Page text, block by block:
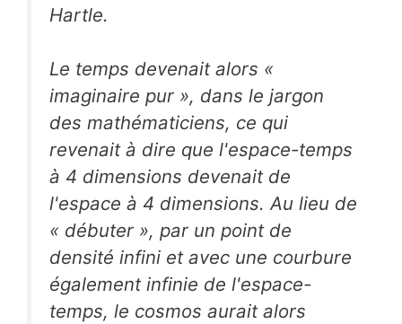
Hartle.
Le temps devenait alors «
imaginaire pur », dans le jargon
des mathématiciens, ce qui
revenait à dire que l'espace-temps
à 4 dimensions devenait de
l'espace à 4 dimensions. Au lieu de
« débuter », par un point de
densité infini et avec une courbure
également infinie de l'espace-
temps, le cosmos aurait alors